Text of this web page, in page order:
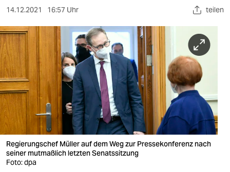
sport
berlin
nord
wahrheit
verlag
verlag
veranstaltungen
14.12.2021 16:57 Uhr teilen
Regierungschef Müller auf dem Weg zur Pressekonferenz nach
seiner mutmaßlich letzten Senatssitzung
Foto: dpa